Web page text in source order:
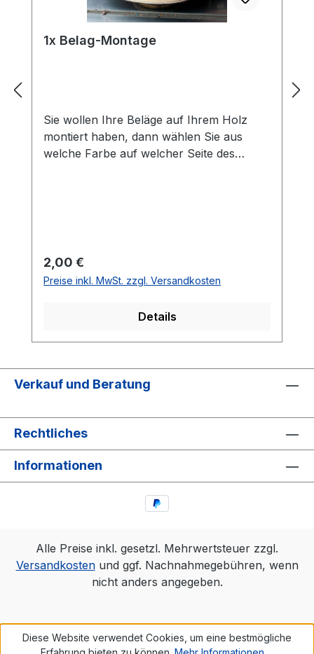
1x Belag-Montage
Sie wollen Ihre Beläge auf Ihrem Holz
montiert haben, dann wählen Sie aus
welche Farbe auf welcher Seite des
inklusive.Bei den Komplettschläger
müssen Sie KEINE Belag-Montage mit in
Regulärer Preis:
2,00 €
Preise inkl. MwSt. zzgl. Versandkosten
Details
Verkauf und Beratung
Rechtliches
Informationen
Alle Preise inkl. gesetzl. Mehrwertsteuer zzgl.
Versandkostenund ggf. Nachnahmegebühren, wenn
nicht anders angegeben.
Diese Website verwendet Cookies, um eine bestmögliche